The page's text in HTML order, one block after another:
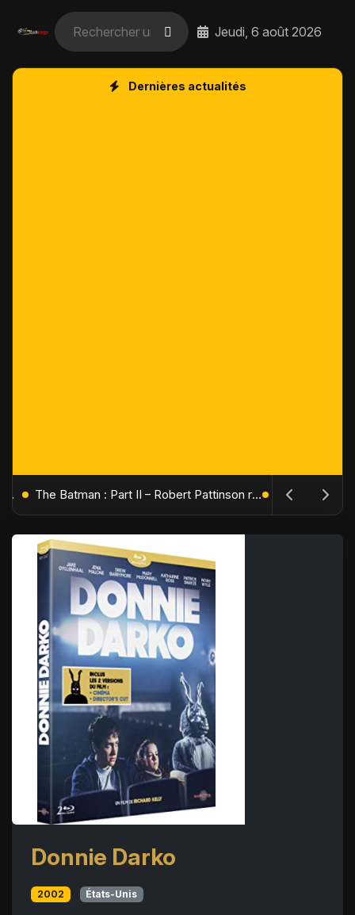
Jeudi, 6 août 2026
Dernières actualités
L'Âge de Glace : Le Réveil du Volcan – Manny, Sid et Diego de retour pour une aventure explosive The Batman : Part II – Robert Pattinson replonge dans les ténèbres de Gotham dès octobre 2027
Donnie Darko
2002 États-Unis